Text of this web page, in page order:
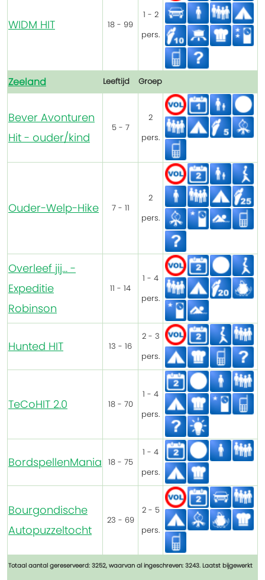
WIDM HIT 18 - 99
1 - 2
pers.
Zeeland Leeftijd Groep
Bever Avonturen
Hit - ouder/kind
5 - 7
2
pers.
Ouder-Welp-Hike 7 - 11
2
pers.
Overleef jij... -
Expeditie
Robinson
11 - 14
1 - 4
pers.
Hunted HIT 13 - 16
2 - 3
pers.
TeCoHIT 2.0 18 - 70
1 - 4
pers.
BordspellenMania 18 - 75
1 - 4
pers.
Bourgondische
Autopuzzeltocht
23 - 69
2 - 5
pers.
Totaal aantal gereserveerd: 3252, waarvan al ingeschreven: 3243. Laatst bijgewerkt